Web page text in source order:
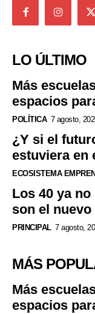
LO ÚLTIMO
Más
espacios
POLÍTICA 7 agosto,
¿Y si el
estuviera en
ECOSISTEMA
Los 40 ya
son el
PRINCIPAL 7 agosto,
MÁS
Más
espacios